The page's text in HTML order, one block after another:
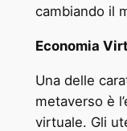
cambiando il
Economia
Una delle
metaverso è
virtuale. Gli